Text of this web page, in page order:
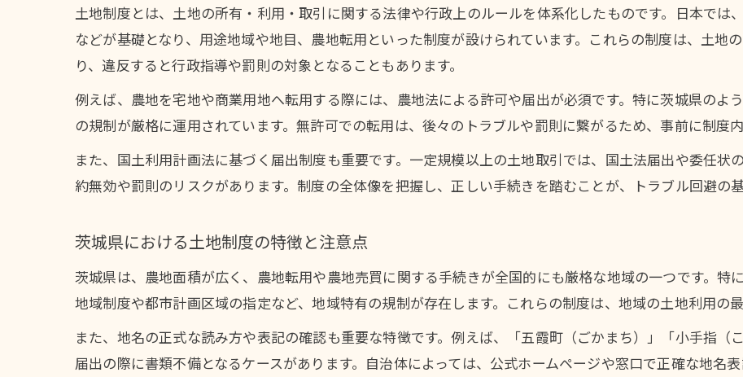
読み間違えやすい土地の地名チェックポイント
土地制度手続きに役立つ地名確認のコツ
国土利用計画法による届出が必要な場面
土地売買時に国土利用計画法が適用される条件
茨城県 土地取引と国土法届出の実務ポイント
国土利用計画法で必要な土地届出の流れ解説
土地取得時に届出が必須となる具体的な事例
茨城県 農地 売買に必要な土地制度の知識
農地転用手続きを進める際の土地の注意点
土地取得時に押さえたい農地売買の流れ
土地転用と関連制度の具体的な申請方法
土地制度とは、土地の所有・利用・取引に関する法律や行政上のルールを体系化したものです。日本では
などが基礎となり、用途地域や地目、農地転用といった制度が設けられています。これらの制度は、土地
り、違反すると行政指導や罰則の対象となることもあります。
例えば、農地を宅地や商業用地へ転用する際には、農地法による許可や届出が必須です。特に茨城県のよ
の規制が厳格に運用されています。無許可での転用は、後々のトラブルや罰則に繋がるため、事前に制度
また、国土利用計画法に基づく届出制度も重要です。一定規模以上の土地取引では、国土法届出や委任状
約無効や罰則のリスクがあります。制度の全体像を把握し、正しい手続きを踏むことが、トラブル回避の基
茨城県における土地制度の特徴と注意点
茨城県は、農地面積が広く、農地転用や農地売買に関する手続きが全国的にも厳格な地域の一つです。特
地域制度や都市計画区域の指定など、地域特有の規制が存在します。これらの制度は、地域の土地利用の
また、地名の正式な読み方や表記の確認も重要な特徴です。例えば、「五霞町（ごかまち）」「小手指（
届出の際に書類不備となるケースがあります。自治体によっては、公式ホームページや窓口で正確な地名